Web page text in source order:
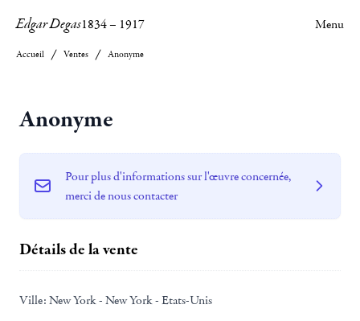
Edgar Degas1834– 1917 Menu
Accueil Ventes Anonyme
Anonyme
Pour plus d'informations sur l'œuvre concernée,
merci de nous contacter
Détails de la vente
Ville: New York - New York - Etats-Unis